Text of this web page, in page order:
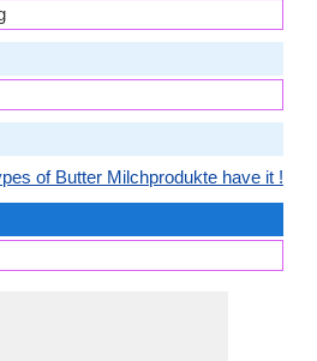
of Butter Milchprodukte have it !